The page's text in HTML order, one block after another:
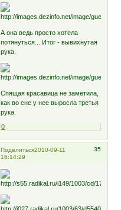
А она ведь просто хотела
потянуться... Итог - вывихнутая
рука.
Спящая красавица не заметила,
как во сне у нее выросла третья
рука.
0
Поделиться 35
2010-09-11
16:14:29